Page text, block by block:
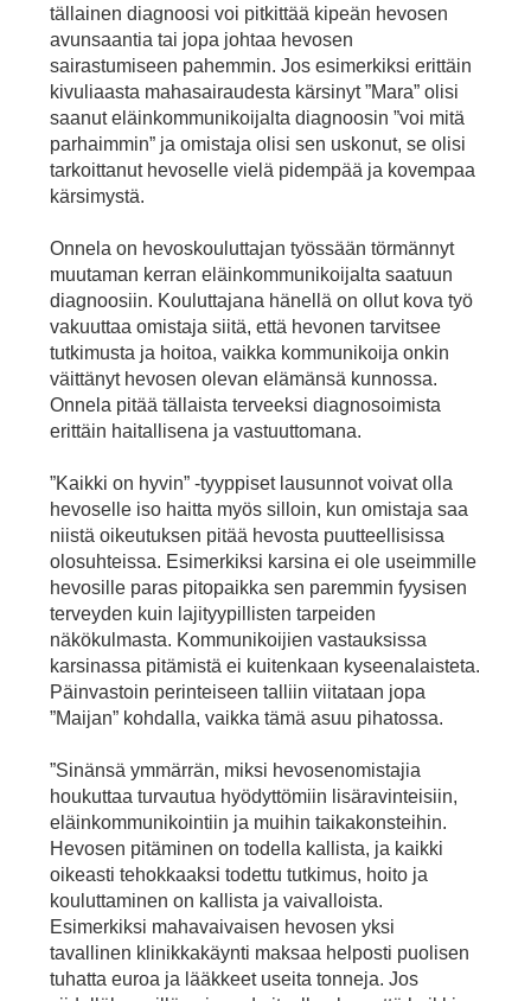
tällainen diagnoosi voi pitkittää kipeän hevosen
avunsaantia tai jopa johtaa hevosen
sairastumiseen pahemmin. Jos esimerkiksi erittäin
kivuliaasta mahasairaudesta kärsinyt ”Mara” olisi
saanut eläinkommunikoijalta diagnoosin ”voi mitä
parhaimmin” ja omistaja olisi sen uskonut, se olisi
tarkoittanut hevoselle vielä pidempää ja kovempaa
kärsimystä.
Onnela on hevoskouluttajan työssään törmännyt
muutaman kerran eläinkommunikoijalta saatuun
diagnoosiin. Kouluttajana hänellä on ollut kova työ
vakuuttaa omistaja siitä, että hevonen tarvitsee
tutkimusta ja hoitoa, vaikka kommunikoija onkin
väittänyt hevosen olevan elämänsä kunnossa.
Onnela pitää tällaista terveeksi diagnosoimista
erittäin haitallisena ja vastuuttomana.
”Kaikki on hyvin” -tyyppiset lausunnot voivat olla
hevoselle iso haitta myös silloin, kun omistaja saa
niistä oikeutuksen pitää hevosta puutteellisissa
olosuhteissa. Esimerkiksi karsina ei ole useimmille
hevosille paras pitopaikka sen paremmin fyysisen
terveyden kuin lajityypillisten tarpeiden
näkökulmasta. Kommunikoijien vastauksissa
karsinassa pitämistä ei kuitenkaan kyseenalaisteta.
Päinvastoin perinteiseen talliin viitataan jopa
”Maijan” kohdalla, vaikka tämä asuu pihatossa.
”Sinänsä ymmärrän, miksi hevosenomistajia
houkuttaa turvautua hyödyttömiin lisäravinteisiin,
eläinkommunikointiin ja muihin taikakonsteihin.
Hevosen pitäminen on todella kallista, ja kaikki
oikeasti tehokkaaksi todettu tutkimus, hoito ja
kouluttaminen on kallista ja vaivalloista.
Esimerkiksi mahavaivaisen hevosen yksi
tavallinen klinikkakäynti maksaa helposti puolisen
tuhatta euroa ja lääkkeet useita tonneja. Jos